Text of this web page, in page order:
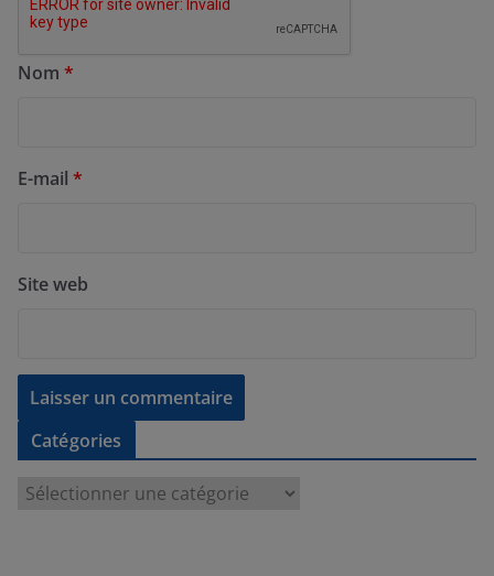
Nom *
E-mail *
Site web
Catégories